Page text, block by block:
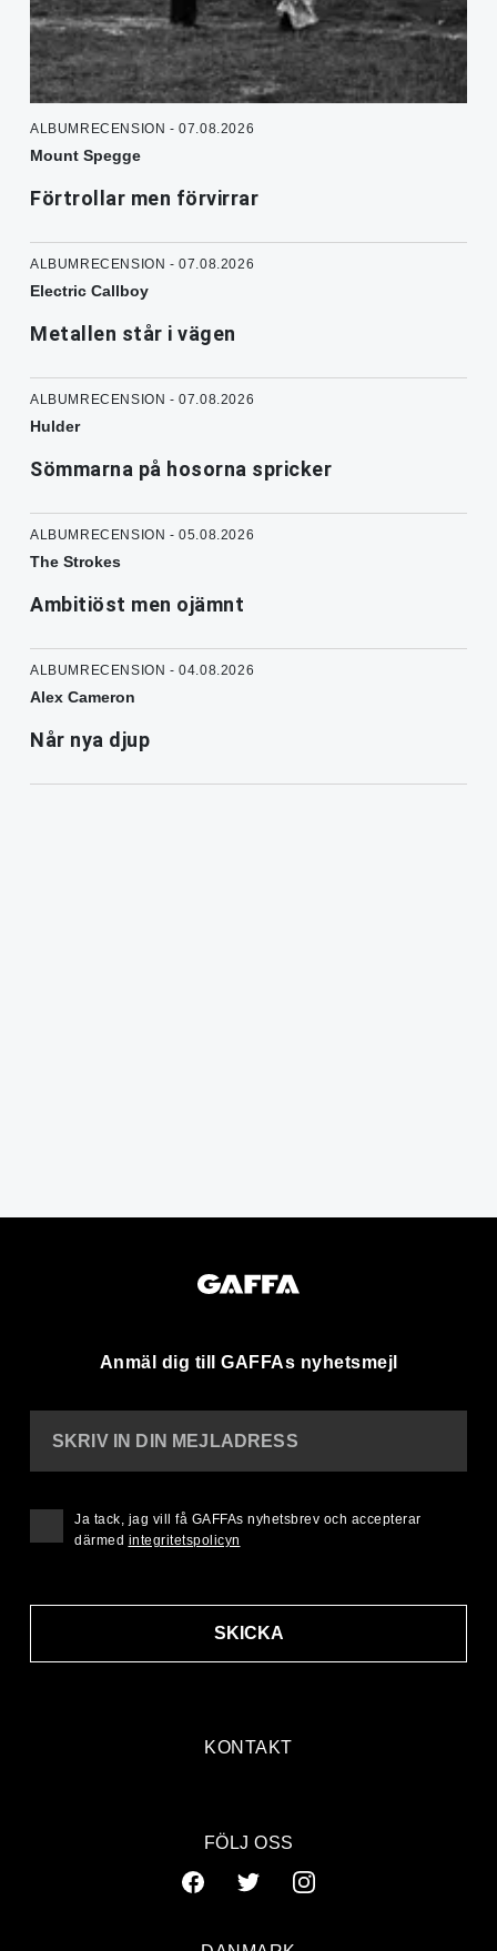
ALBUMRECENSION - 07.08.2026
Mount Spegge
Förtrollar men förvirrar
ALBUMRECENSION - 07.08.2026
Electric Callboy
Metallen står i vägen
ALBUMRECENSION - 07.08.2026
Hulder
Sömmarna på hosorna spricker
ALBUMRECENSION - 05.08.2026
The Strokes
Ambitiöst men ojämnt
ALBUMRECENSION - 04.08.2026
Alex Cameron
Når nya djup
Anmäl dig till GAFFAs nyhetsmejl
KONTAKT
SKRIV IN DIN MEJLADRESS
SKICKA
Ja tack, jag vill få GAFFAs nyhetsbrev och accepterar
därmed integritetspolicyn
FÖLJ OSS